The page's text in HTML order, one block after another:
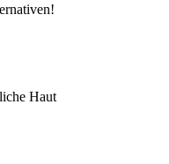
Haut